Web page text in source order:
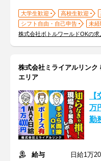
大学生歓迎 高校生歓迎
シフト自由・自己申告
未経
株式会社ボトルワールドOKの求
株式会社ミライアルリン
エリア
万
勤
給与
日給1万